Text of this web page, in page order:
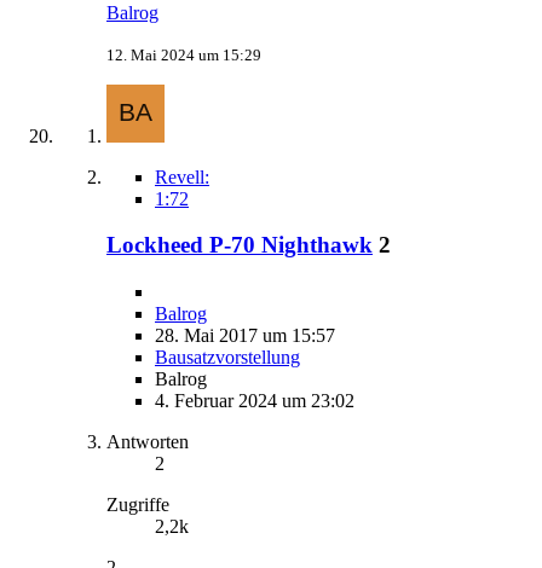
Balrog
12. Mai 2024 um 15:29
Revell:
1:72
Lockheed P-70 Nighthawk 2
Balrog
28. Mai 2017 um 15:57
Bausatzvorstellung
Balrog
4. Februar 2024 um 23:02
Antworten
2
Zugriffe
2,2k